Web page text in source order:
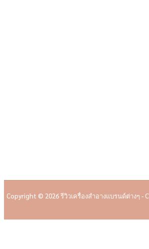
Copyright © 2026 รีวิวเครื่องสำอางแบรนด์ต่างๆ -